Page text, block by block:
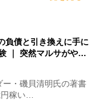
負債と引き換えに手に
｜ 突然マルサがや…
・磯貝清明氏の著書
円稼い…